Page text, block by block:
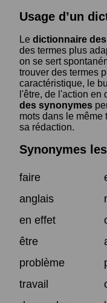
Usage d’un
Le dictionnaire
des termes plus
on se sert
trouver des termes
caractéristique, le
l'être, de l'action en
des synonymes
mots dans le même
sa rédaction.
Synonymes
faire
anglais
en effet
être
problème
travail